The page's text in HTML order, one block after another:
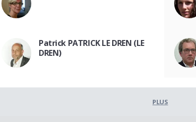
Patrick PATRICK LE DREN (LE
DREN)
PLUS